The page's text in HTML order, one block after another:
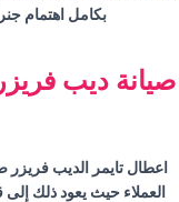
بكامل اهتمام
صيانة ديب
اعطال تايمر الديب
العملاء حيث يعود ذلك إلى